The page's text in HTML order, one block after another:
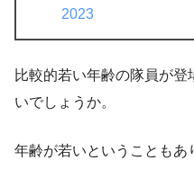
2023
比較的若い年齢の隊員が
いでしょうか。
年齢が若いということも